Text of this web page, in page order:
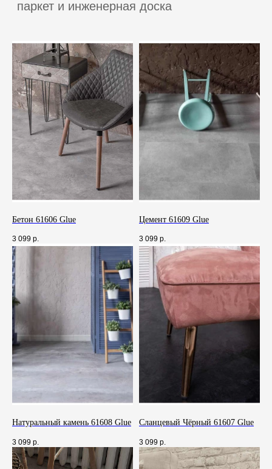
Бетон 61606 Glue
3 099 р.
Цемент 61609 Glue
3 099 р.
Натуральный камень 61608 Glue
3 099 р.
Сланцевый Чёрный 61607 Glue
3 099 р.